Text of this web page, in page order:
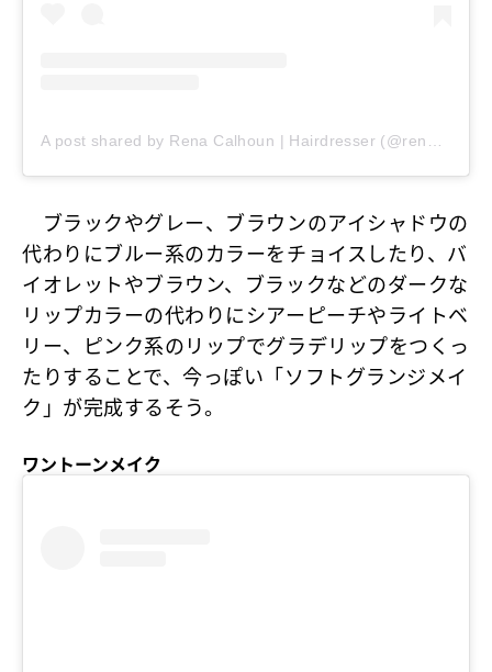
ブラックやグレー、ブラウンのアイシャドウの
代わりにブルー系のカラーをチョイスしたり、バ
イオレットやブラウン、ブラックなどのダークな
リップカラーの代わりにシアーピーチやライトベ
リー、ピンク系のリップでグラデリップをつくっ
たりすることで、今っぽい「ソフトグランジメイ
ク」が完成するそう。
ワントーンメイク